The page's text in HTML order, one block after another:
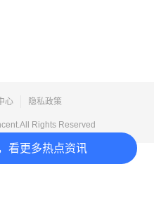
看更多热点资讯
心 隐私政策
Rights Reserved